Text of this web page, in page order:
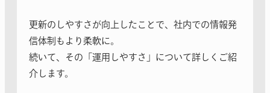
更新のしやすさが向上したことで、社内での情報発
信体制もより柔軟に。
続いて、その「運用しやすさ」について詳しくご紹
介します。